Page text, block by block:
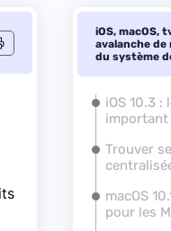
iOS, macOS,
avalanche de
du système
iOS 10.3 :
Trouver
macOS
pour les